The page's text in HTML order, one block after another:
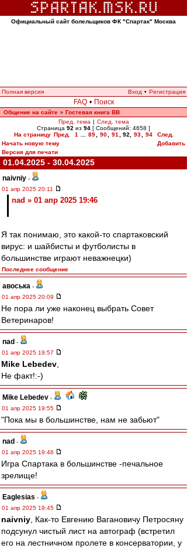
Официальный сайт болельщиков ФК "Спартак" Москва
Полная версия Вход • Регистрация
FAQ • Поиск
Общение на сайте » Гостевая книга ВВ
Пред. тема | След. тема
Страница 92 из 94 [ Сообщений: 4658 ]
На страницу Пред. 1 89 90 91 92 93 94
След.
Начать новую тему
Добавить
Версия для печати
01.04.2025 - 30.04.2025
naivniy -
01 апр 2025 20:11
nad » 01 апр 2025 19:46
Я так понимаю, это какой-то спартаковский
вирус: и шайбисты и футболисты в
большинстве играют неважнецки)
Последнее сообщение
авоська -
01 апр 2025 20:09
Не пора ли уже наконец выбрать Совет
Ветеринаров!
nad -
01 апр 2025 19:57
Mike Lebedev
Не факт!:-)
Mike Lebedev -
01 апр 2025 19:55
"Пока мы в большинстве, нам не забьют"
nad -
01 апр 2025 19:46
Игра Спартака в большинстве -печальное
зрелище!
Eaglesias -
01 апр 2025 19:45
naivniy , Как-то Евгению Вагановичу Петросяну
подсунул чистый лист на автограф (встретил
его на лестничном пролете в консерватории, у